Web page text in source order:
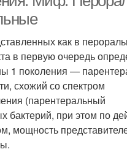
как в
в первую очередь
1 поколения —
схожий со спектром
(парентеральный
бактерий, при этом по
мощность